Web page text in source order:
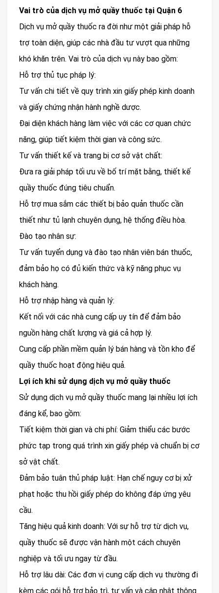
Vai trò của dịch vụ mở quầy thuốc tại Quận 6
Dịch vụ mở quầy thuốc ra đời như một giải pháp hỗ
trợ toàn diện, giúp các nhà đầu tư vượt qua những
khó khăn trên. Vai trò của dịch vụ này bao gồm:
Hỗ trợ thủ tục pháp lý:
Tư vấn chi tiết về quy trình xin giấy phép kinh doanh
và giấy chứng nhận hành nghề dược.
Đại diện khách hàng làm việc với các cơ quan chức
năng, giúp tiết kiệm thời gian và công sức.
Tư vấn thiết kế và trang bị cơ sở vật chất:
Đưa ra giải pháp tối ưu về bố trí mặt bằng, thiết kế
quầy thuốc đúng tiêu chuẩn.
Hỗ trợ mua sắm các thiết bị bảo quản thuốc cần
thiết như tủ lạnh chuyên dụng, hệ thống điều hòa.
Đào tạo nhân sự:
Tư vấn tuyển dụng và đào tạo nhân viên bán thuốc,
đảm bảo họ có đủ kiến thức và kỹ năng phục vụ
khách hàng.
Hỗ trợ nhập hàng và quản lý:
Kết nối với các nhà cung cấp uy tín để đảm bảo
nguồn hàng chất lượng và giá cả hợp lý.
Cung cấp phần mềm quản lý bán hàng và tồn kho để
quầy thuốc hoạt động hiệu quả.
Lợi ích khi sử dụng dịch vụ mở quầy thuốc
Sử dụng dịch vụ mở quầy thuốc mang lại nhiều lợi ích
đáng kể, bao gồm:
Tiết kiệm thời gian và chi phí: Giảm thiểu các bước
phức tạp trong quá trình xin giấy phép và chuẩn bị cơ
sở vật chất.
Đảm bảo tuân thủ pháp luật: Hạn chế nguy cơ bị xử
phạt hoặc thu hồi giấy phép do không đáp ứng yêu
cầu.
Tăng hiệu quả kinh doanh: Với sự hỗ trợ từ dịch vụ,
quầy thuốc sẽ được vận hành một cách chuyên
nghiệp và tối ưu ngay từ đầu.
Hỗ trợ lâu dài: Các đơn vị cung cấp dịch vụ thường đi
kèm các gói hỗ trợ bảo trì, tư vấn và cập nhật thông